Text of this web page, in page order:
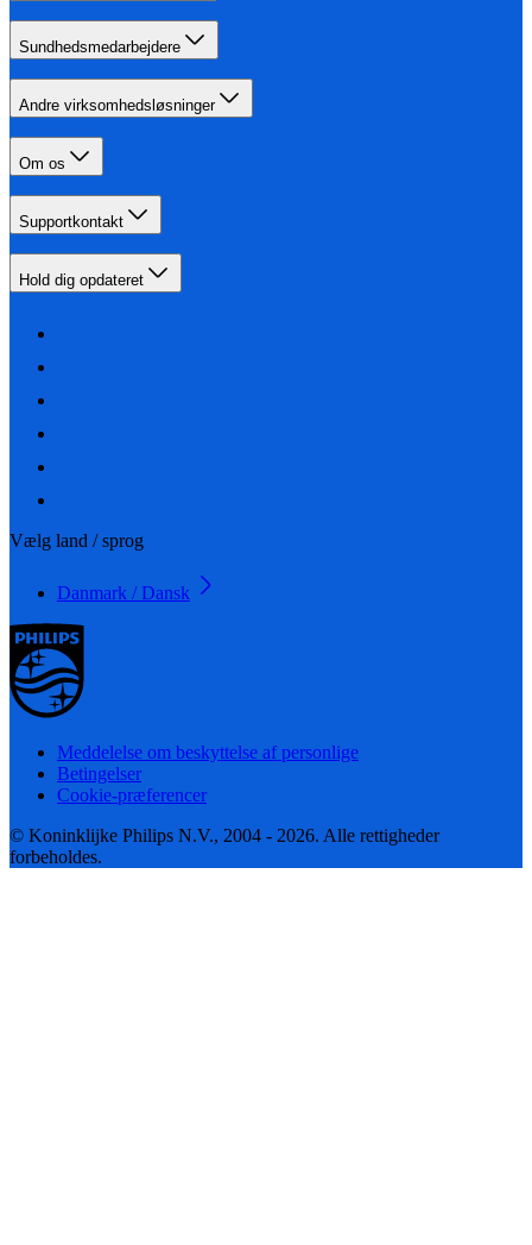
Sundhedsmedarbejdere
Andre virksomhedsløsninger
Om os
Supportkontakt
Hold dig opdateret
Vælg land / sprog
Danmark / Dansk
Meddelelse om beskyttelse af personlige
Betingelser
Cookie-præferencer
© Koninklijke Philips N.V., 2004 - 2026. Alle rettigheder
forbeholdes.